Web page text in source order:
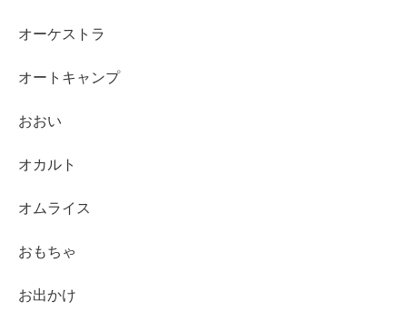
オーケストラ
オートキャンプ
おおい
オカルト
オムライス
おもちゃ
お出かけ